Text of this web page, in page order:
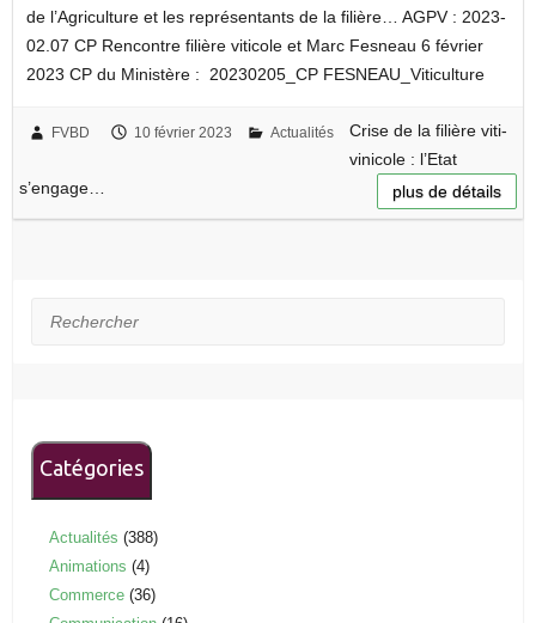
de l’Agriculture et les représentants de la filière… AGPV : 2023-
02.07 CP Rencontre filière viticole et Marc Fesneau 6 février
2023 CP du Ministère : 20230205_CP FESNEAU_Viticulture
FVBD 10 février 2023 Actualités
Crise de la filière viti-
vinicole : l’Etat
s’engage…
plus de détails
Rechercher
Catégories
Actualités (388)
Animations (4)
Commerce (36)